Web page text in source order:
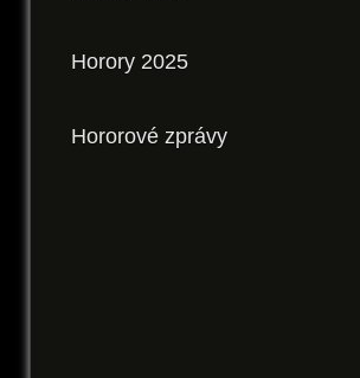
Horory 2025
Hororové zprávy